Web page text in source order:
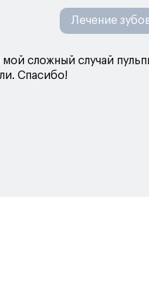
Лечение
сложный случай
Спасибо!